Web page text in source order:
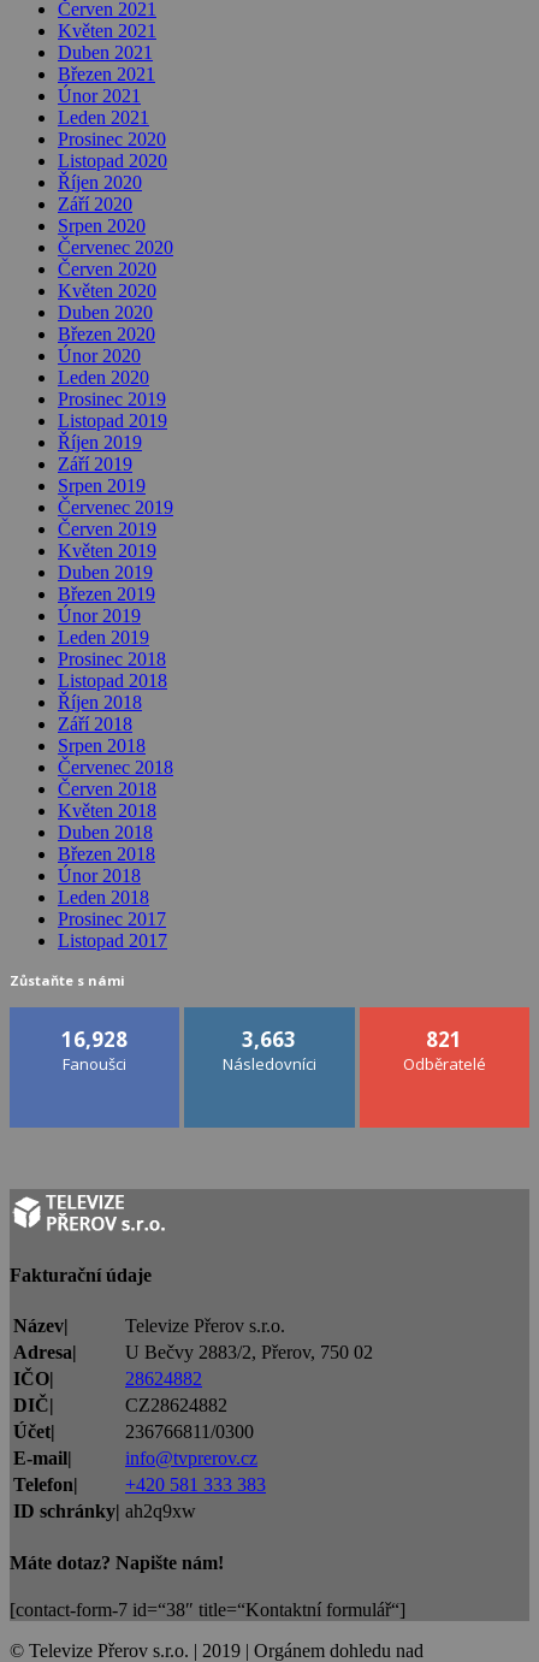
Červen 2021
Květen 2021
Duben 2021
Březen 2021
Únor 2021
Leden 2021
Prosinec 2020
Listopad 2020
Říjen 2020
Září 2020
Srpen 2020
Červenec 2020
Červen 2020
Květen 2020
Duben 2020
Březen 2020
Únor 2020
Leden 2020
Prosinec 2019
Listopad 2019
Říjen 2019
Září 2019
Srpen 2019
Červenec 2019
Červen 2019
Květen 2019
Duben 2019
Březen 2019
Únor 2019
Leden 2019
Prosinec 2018
Listopad 2018
Říjen 2018
Září 2018
Srpen 2018
Červenec 2018
Červen 2018
Květen 2018
Duben 2018
Březen 2018
Únor 2018
Leden 2018
Prosinec 2017
Listopad 2017
Zůstaňte s námi
16,928
Fanoušci
3,663
Následovníci
821
Odběratelé
Fakturační údaje
Název|
Televize Přerov s.r.o.
Adresa|
U Bečvy 2883/2, Přerov, 750 02
IČO|
28624882
DIČ|
CZ28624882
Účet|
236766811/0300
E-mail|
info@tvprerov.cz
Telefon|
+420 581 333 383
ID schránky| ah2q9xw
Máte dotaz? Napište nám!
[contact-form-7 id=“38″ title=“Kontaktní formulář“]
© Televize Přerov s.r.o. | 2019 | Orgánem dohledu nad